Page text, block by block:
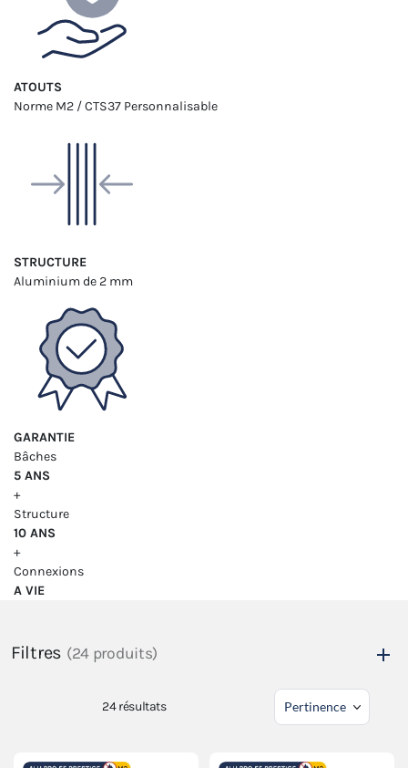
ATOUTS
Norme M2 / CTS37 Personnalisable
STRUCTURE
Aluminiumde 2 mm
GARANTIE
Bâches
5 ANS
+
Structure
10 ANS
+
Connexions
A VIE
Filtres (24 produits)
24résultats